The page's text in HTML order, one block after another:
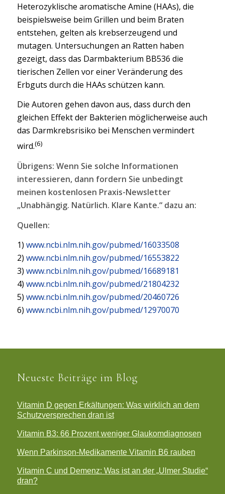
Heterozyklische aromatische Amine (HAAs), die
beispielsweise beim Grillen und beim Braten
entstehen, gelten als krebserzeugend und
mutagen. Untersuchungen an Ratten haben
gezeigt, dass das Darmbakterium BB536 die
tierischen Zellen vor einer Veränderung des
Erbguts durch die HAAs schützen kann.
Die Autoren gehen davon aus, dass durch den
gleichen Effekt der Bakterien möglicherweise auch
das Darmkrebsrisiko bei Menschen vermindert
wird.(6)
Übrigens: Wenn Sie solche Informationen
interessieren, dann fordern Sie unbedingt
meinen kostenlosen Praxis-Newsletter
„Unabhängig. Natürlich. Klare Kante.“ dazu an:
Quellen:
1) www.ncbi.nlm.nih.gov/pubmed/16033508
2) www.ncbi.nlm.nih.gov/pubmed/16553822
3) www.ncbi.nlm.nih.gov/pubmed/16689181
4) www.ncbi.nlm.nih.gov/pubmed/21804232
5) www.ncbi.nlm.nih.gov/pubmed/20460726
6) www.ncbi.nlm.nih.gov/pubmed/12970070
Neueste Beiträge im Blog
Vitamin D gegen Erkältungen: Was wirklich an dem
Schutzversprechen dran ist
Vitamin B3: 66 Prozent weniger Glaukomdiagnosen
Wenn Parkinson-Medikamente Vitamin B6 rauben
Vitamin C und Demenz: Was ist an der „Ulmer Studie“
dran?